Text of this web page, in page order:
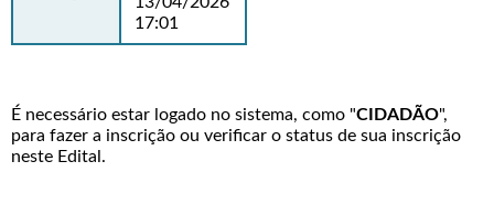
17:01
É necessário estar logado no sistema, como "CIDADÃO",
para fazer a inscrição ou verificar o status de sua inscrição
neste Edital.